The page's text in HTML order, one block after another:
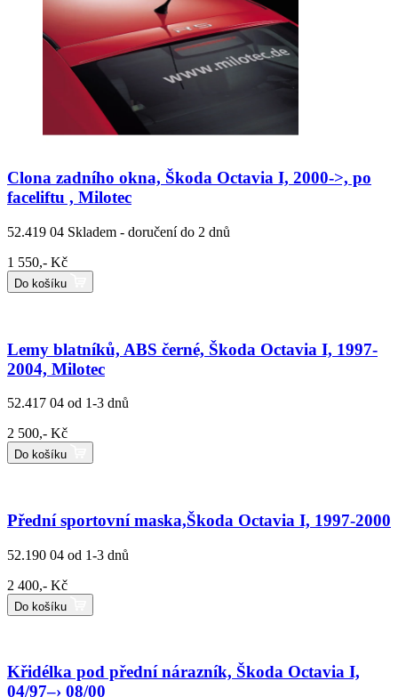
Clona zadního okna, Škoda Octavia I, 2000->, po
faceliftu , Milotec
52.419 04 Skladem - doručení do 2 dnů
1 550,- Kč
Do košíku
Lemy blatníků, ABS černé, Škoda Octavia I, 1997-
2004, Milotec
52.417 04 od 1-3 dnů
2 500,- Kč
Do košíku
Přední sportovní maska,Škoda Octavia I, 1997-2000
52.190 04 od 1-3 dnů
2 400,- Kč
Do košíku
Křidélka pod přední nárazník, Škoda Octavia I,
04/97–› 08/00